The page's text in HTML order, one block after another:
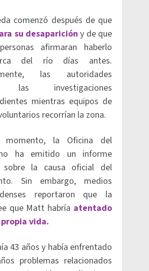
comenzó después de que
su desaparicióny de que
afirmaran haberlo
del río días antes.
las autoridades
las investigaciones
mientras equipos de
recorrían la zona.
momento, la Oficina del
ha emitido un informe
sobre la causa oficial del
Sin embargo, medios
reportaron que la
que Matt habría atentado
vida.
43 años y había enfrentado
problemas relacionados